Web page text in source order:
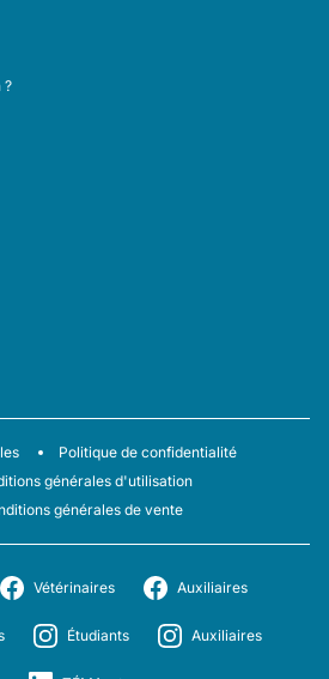
?
Politique de confidentialité
générales d'utilisation
générales de vente
Vétérinaires Auxiliaires
Étudiants Auxiliaires